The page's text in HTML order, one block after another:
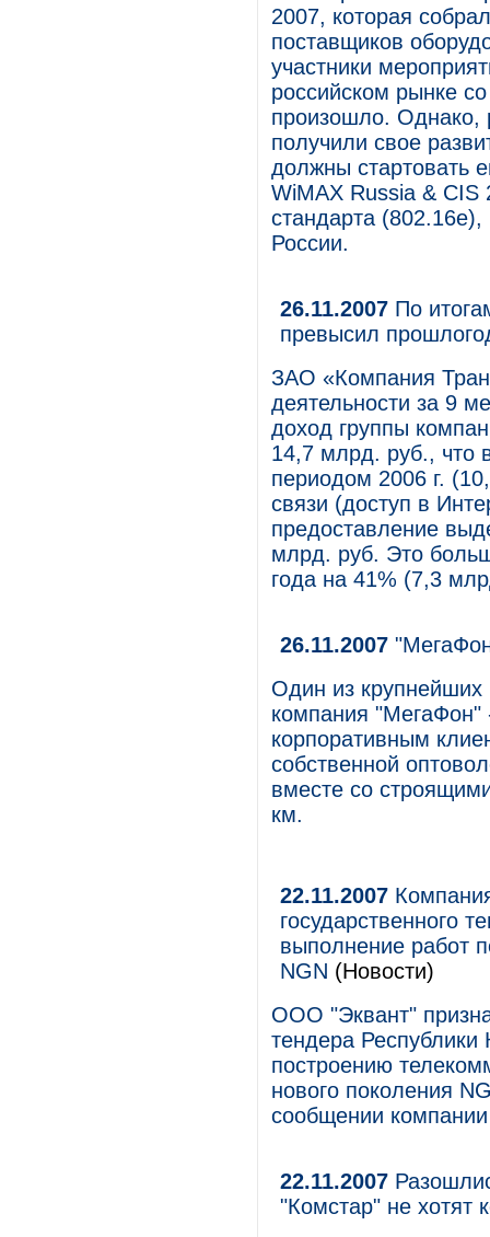
2007, которая
поставщиков
участники
российском рынке
произошло. Однако,
получили свое
должны стартовать
WiMAX Russia & CIS
стандарта
России.
26.11.2007 По
превысил
ЗАО «Компания
деятельности за 9
доход группы
14,7 млрд. руб., что
периодом 2006 г.
связи (доступ в
предоставление
млрд. руб. Это
года на 41% (7,3
26.11.2007
Один из крупнейших
компания "МегаФон"
корпоративным
собственной
вместе со
км.
22.11.2007
государственного
выполнение работ
NGN (Новости)
ООО "Эквант"
тендера Республики
построению
нового поколения
сообщении
22.11.2007
"Комстар" не хотят